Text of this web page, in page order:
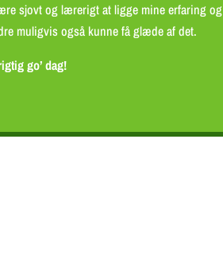
sjovt og lærerigt at ligge mine erfaring og
muligvis også kunne få glæde af det.
go’ dag!